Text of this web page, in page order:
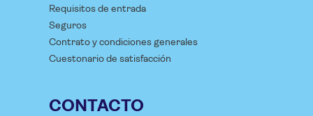
Requisitos de entrada
Seguros
Contrato y condiciones generales
Cuestonario de satisfacción
CONTACTO